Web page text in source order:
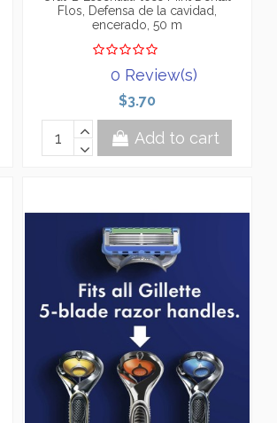
Flos, Defensa de la cavidad,
encerado, 50 m
0 Review(s)
$3.70
Add to cart